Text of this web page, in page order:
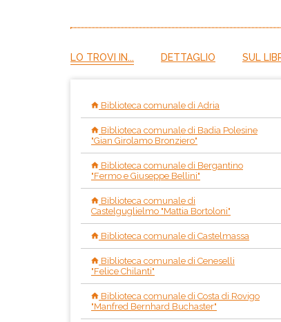
LO TROVI IN... DETTAGLIO SUL
Biblioteca comunale di Adria
Biblioteca comunale di Badia Polesine
"Gian Girolamo Bronziero"
Biblioteca comunale di Bergantino
"Fermo e Giuseppe Bellini"
Biblioteca comunale di
Castelguglielmo "Mattia Bortoloni"
Biblioteca comunale di Castelmassa
Biblioteca comunale di Ceneselli
"Felice Chilanti"
Biblioteca comunale di Costa di Rovigo
"Manfred Bernhard Buchaster"